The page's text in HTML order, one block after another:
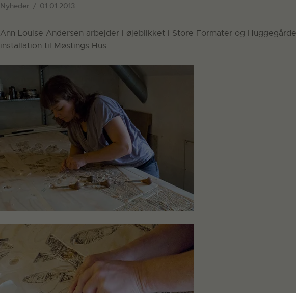
Nyheder 01.01.2013
Ann Louise Andersen arbejder i øjeblikket i Store Formater og
installation til Møstings Hus.